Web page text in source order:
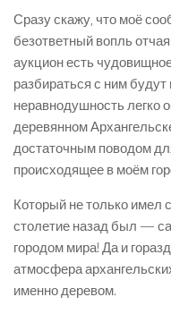
Сразу скажу, что моё
безответный вопль
аукцион есть
разбираться с ним
неравнодушность
деревянном
достаточным поводом
происходящее в моём
Который не только имел
столетие назад был —
городом мира! Да и
атмосфера
именно деревом.